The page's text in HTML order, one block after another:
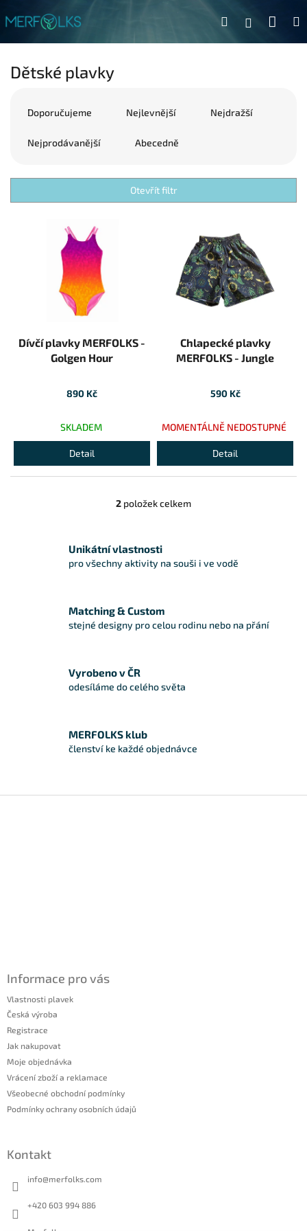
Hledat
Dětské plavky
Doporučujeme Nejlevnější Nejdražší
Nejprodávanější Abecedně
Otevřít filtr
Výpis produktů
Dívčí plavky MERFOLKS -
Golgen Hour
890 Kč
SKLADEM
Detail
Chlapecké plavky
MERFOLKS - Jungle
590 Kč
MOMENTÁLNĚ NEDOSTUPNÉ
Detail
Ovládací prvky výpisu
2 položek celkem
Unikátní vlastnosti
pro všechny aktivity na souši i ve vodě
Matching & Custom
stejné designy pro celou rodinu nebo na přání
Vyrobeno v ČR
odesíláme do celého světa
MERFOLKS klub
členství ke každé objednávce
Informace pro vás
Vlastnosti plavek
Česká výroba
Registrace
Jak nakupovat
Moje objednávka
Vrácení zboží a reklamace
Všeobecné obchodní podmínky
Podmínky ochrany osobních údajů
Kontakt
info@merfolks.com
+420 603 994 886